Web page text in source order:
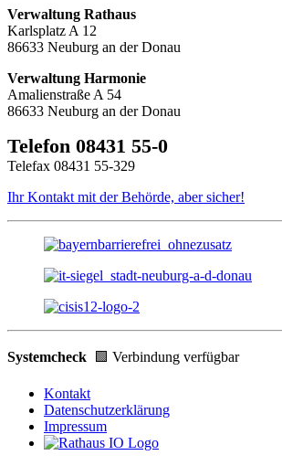
Verwaltung Rathaus
Karlsplatz A 12
86633 Neuburg an der Donau
Verwaltung Harmonie
Amalienstraße A 54
86633 Neuburg an der Donau
Telefon 08431 55-0
Telefax 08431 55-329
Ihr Kontakt mit der Behörde, aber sicher!
Systemcheck 🟩 Verbindung verfügbar
Kontakt
Datenschutzerklärung
Impressum